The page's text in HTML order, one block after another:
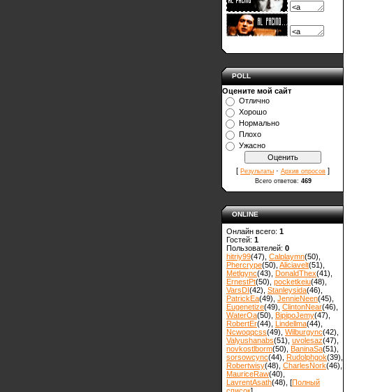
POLL
Оцените мой сайт
Отлично
Хорошо
Нормально
Плохо
Ужасно
[ Результаты · Архив опросов ]
Всего ответов: 469
ONLINE
Онлайн всего: 1
Гостей: 1
Пользователей: 0
hitriy99(47) Calplaymn(50)
Phercrype(50) Aliciavelt(51)
Metlgync(43) DonaldThex(41)
ErnestPt(50) pocketkeiu(48)
VarsDI(42) Stanleysida(46)
PatrickEa(49) JennieNeen(45)
Eugenetize(49) ClintonNear(46)
WaterOa(50) BipipoJemy(47)
RobertEr(44) Lindellma(44)
Ncwoqqcss(49) Wilburgync(42)
Valyushanabs(51) uvolesaz(47)
novkostlborm(50) ВaninaSa(51)
sorsowcync(44) Rudolphgok(39)
Robertwisy(48) CharlesNork(46)
MauriceRaw(40)
LavrentAsath(48) , [Полный